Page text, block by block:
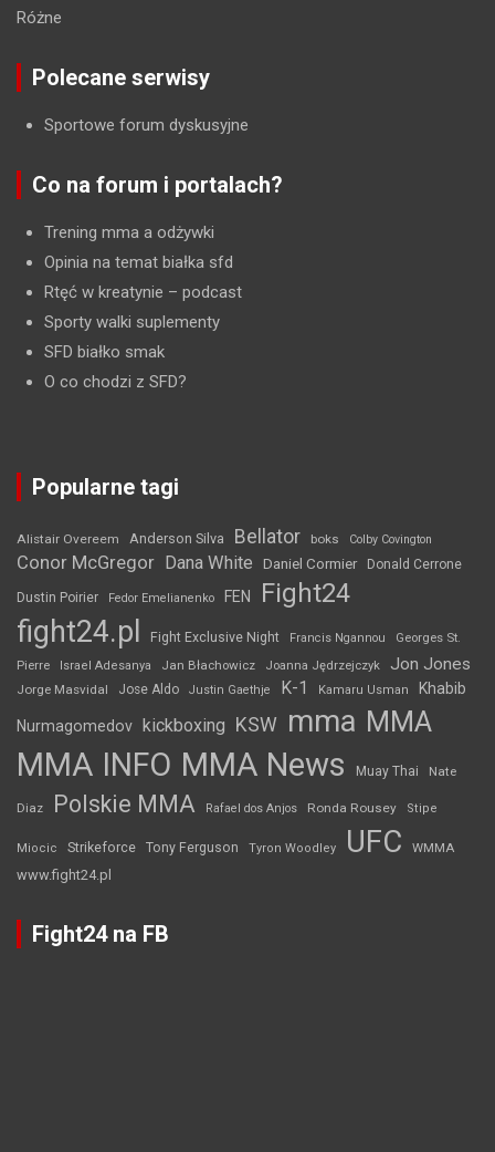
Różne
Polecane serwisy
Sportowe forum dyskusyjne
Co na forum i portalach?
Trening mma a odżywki
Opinia na temat białka sfd
Rtęć w kreatynie – podcast
Sporty walki suplementy
SFD białko smak
O co chodzi z SFD?
Popularne tagi
Alistair Overeem Anderson Silva Bellator boks Colby Covington
Conor McGregor Dana White Daniel Cormier Donald Cerrone
Dustin Poirier Fedor Emelianenko FEN Fight24
fight24.pl Fight Exclusive Night Francis Ngannou
Georges St.
Pierre
Israel Adesanya Jan Błachowicz Joanna Jędrzejczyk Jon Jones
Jorge Masvidal Jose Aldo Justin Gaethje K-1 Kamaru Usman Khabib
Nurmagomedov kickboxing KSW mma MMA
MMA INFO MMA News Muay Thai Nate
Diaz Polskie MMA Rafael dos Anjos Ronda Rousey Stipe
Miocic Strikeforce Tony Ferguson Tyron Woodley UFC WMMA
www.fight24.pl
Fight24 na FB